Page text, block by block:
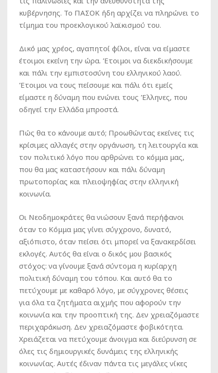
κυβέρνησης. Το ΠΑΣΟΚ ήδη αρχίζει να πληρώνει το
τίμημα του προεκλογικού λαϊκισμού του.
Δικό μας χρέος, αγαπητοί φίλοι, είναι να είμαστε
έτοιμοι εκείνη την ώρα. Έτοιμοι να διεκδικήσουμε
και πάλι την εμπιστοσύνη του ελληνικού λαού.
Έτοιμοι να τους πείσουμε και πάλι ότι εμείς
είμαστε η δύναμη που ενώνει τους Έλληνες, που
οδηγεί την Ελλάδα μπροστά.
Πώς θα το κάνουμε αυτό; Προωθώντας εκείνες τις
κρίσιμες αλλαγές στην οργάνωση, τη λειτουργία και
τον πολιτικό λόγο που αρθρώνει το κόμμα μας,
που θα μας καταστήσουν και πάλι δύναμη
πρωτοπορίας και πλειοψηφίας στην ελληνική
κοινωνία.
Οι Νεοδημοκράτες θα νιώσουν ξανά περήφανοι
όταν το Κόμμα μας γίνει σύγχρονο, δυνατό,
αξιόπιστο, όταν πείσει ότι μπορεί να ξανακερδίσει
εκλογές. Αυτός θα είναι ο δικός μου βασικός
στόχος: να γίνουμε ξανά σύντομα η κυρίαρχη
πολιτική δύναμη του τόπου. Και αυτό θα το
πετύχουμε με καθαρό λόγο, με σύγχρονες θέσεις
για όλα τα ζητήματα αιχμής που αφορούν την
κοινωνία και την προοπτική της. Δεν χρειαζόμαστε
περιχαράκωση. Δεν χρειαζόμαστε φοβικότητα.
Χρειάζεται να πετύχουμε άνοιγμα και διεύρυνση σε
όλες τις δημιουργικές δυνάμεις της ελληνικής
κοινωνίας. Αυτές έδιναν πάντα τις μεγάλες νίκες